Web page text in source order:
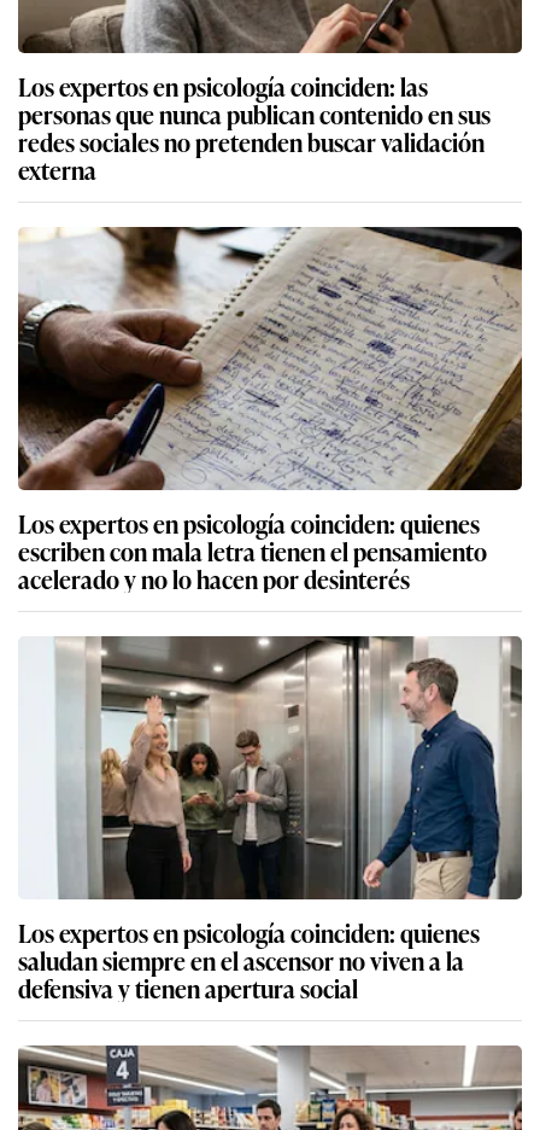
Los expertos en psicología coinciden: las
personas que nunca publican contenido en sus
redes sociales no pretenden buscar validación
externa
Los expertos en psicología coinciden: quienes
escriben con mala letra tienen el pensamiento
acelerado y no lo hacen por desinterés
Los expertos en psicología coinciden: quienes
saludan siempre en el ascensor no viven a la
defensiva y tienen apertura social